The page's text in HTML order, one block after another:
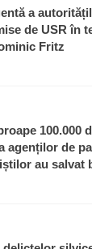
a
de USR în
Fritz
100.000
agenților de
au salvat